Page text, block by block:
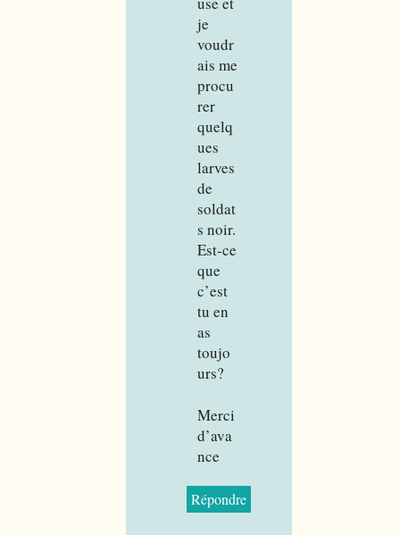
je
voudr
ais me
procu
rer
quelq
ues
larves
de
soldat
s noir.
Est-ce
que
c’est
tu en
as
toujo
urs?
Merci
d’ava
nce
Répondre